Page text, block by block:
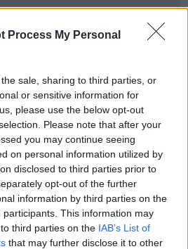
Process My Personal
sale, sharing to third parties, or
or sensitive information for
please use the below opt-out
Please note that after your
you may continue seeing
on personal information utilized by
disclosed to third parties prior to
opt-out of the further
information by third parties on the
participants. This information may
third parties on the IAB’s List of
that may further disclose it to other
a Tacuarembo